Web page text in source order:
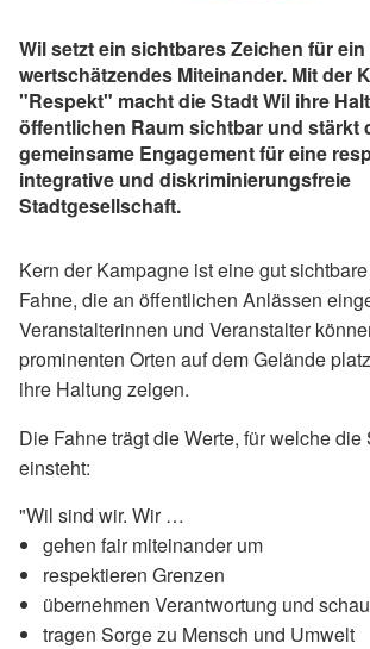
Wil setzt ein sichtbares Zeichen für ein
wertschätzendes Miteinander. Mit der
"Respekt" macht die Stadt Wil ihre
öffentlichen Raum sichtbar und stärkt
gemeinsame Engagement für eine
integrative und diskriminierungsfreie
Stadtgesellschaft.
Kern der Kampagne ist eine gut
Fahne, die an öffentlichen Anlässen
Veranstalterinnen und Veranstalter
prominenten Orten auf dem Gelände
ihre Haltung zeigen.
Die Fahne trägt die Werte, für welche die
einsteht:
"Wil sind wir. Wir …
gehen fair miteinander um
respektieren Grenzen
übernehmen Verantwortung und
tragen Sorge zu Mensch und Umwelt